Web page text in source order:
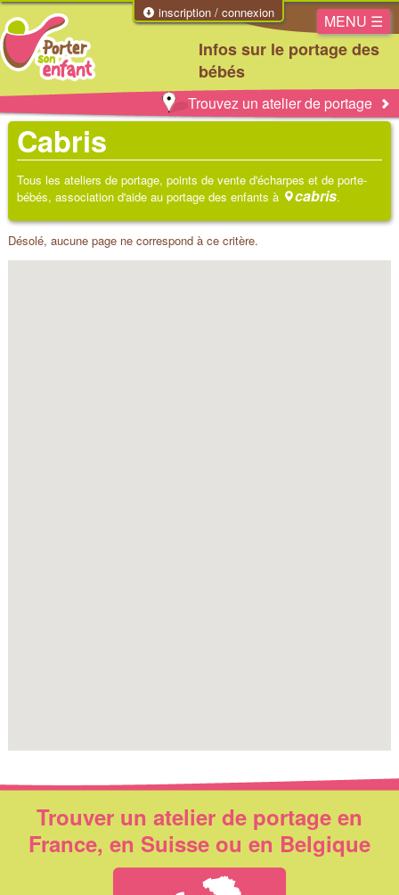
inscription / connexion
Infos sur le portage des
bébés
MENU ☰
Trouvez un atelier de portage
Cabris
Tous les ateliers de portage, points de vente d'écharpes et de porte-
bébés, association d'aide au portage des enfants à
cabris.
Désolé, aucune page ne correspond à ce critère.
Trouver un atelier de portage en
France, en Suisse ou en Belgique